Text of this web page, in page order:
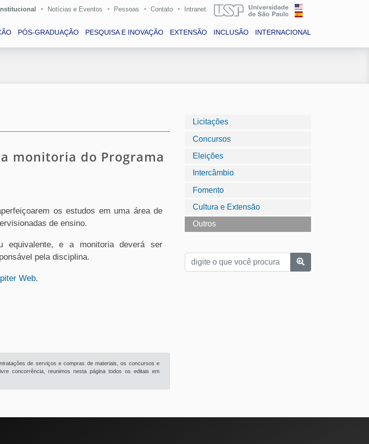
Institucional Notícias e Eventos Pessoas Contato Intranet
PÓS-GRADUAÇÃO PESQUISA E INOVAÇÃO EXTENSÃO INCLUSÃO INTERNACIONAL
Licitações
Concursos
Eleições
Intercâmbio
Fomento
Cultura e Extensão
Outros
monitoria do Programa
os estudos em uma área de
de ensino.
equivalente, e a monitoria deverá ser
pela disciplina.
Web.
de serviços e compras de materiais, os concursos e
concorrência, reunimos nesta página todos os editais em